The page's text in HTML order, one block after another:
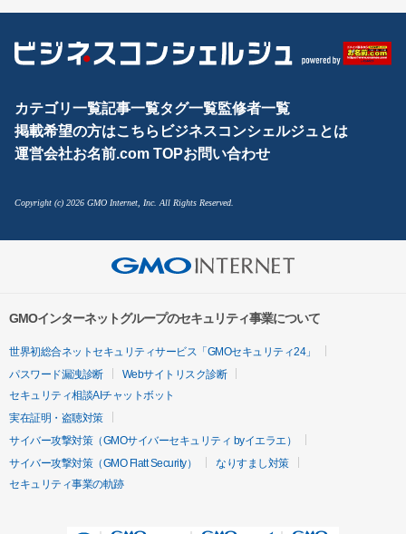
カテゴリ一覧記事一覧タグ一覧監修者一覧
掲載希望の方はこちら ビジネスコンシェルジュとは
運営会社お名前.com TOPお問い合わせ
Copyright (c) 2026 GMO Internet, Inc. All Rights Reserved.
GMOインターネットグループのセキュリティ事業について
世界初総合ネットセキュリティサービス「GMOセキュリティ24」
パスワード漏洩診断
Webサイトリスク診断
セキュリティ相談AIチャットボット
実在証明・盗聴対策
サイバー攻撃対策（GMOサイバーセキュリティ byイエラエ）
サイバー攻撃対策（GMO Flatt Security）
なりすまし対策
セキュリティ事業の軌跡